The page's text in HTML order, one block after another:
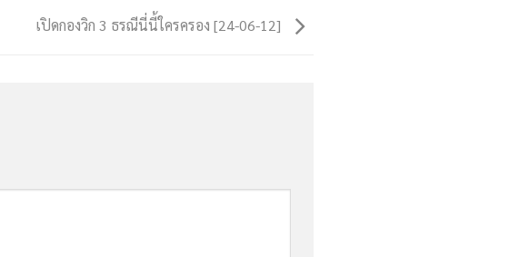
เปิดกองวิก 3 ธรณีนี่นี้ใครครอง [24-06-12]